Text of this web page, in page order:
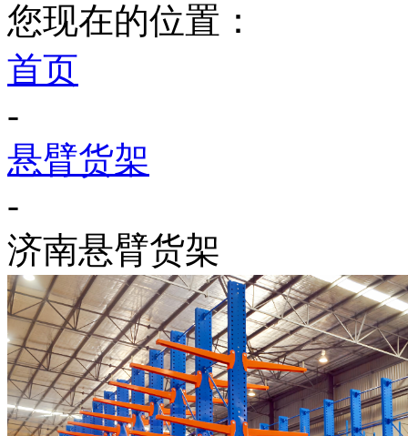
您现在的位置：
首页
-
悬臂货架
-
济南悬臂货架